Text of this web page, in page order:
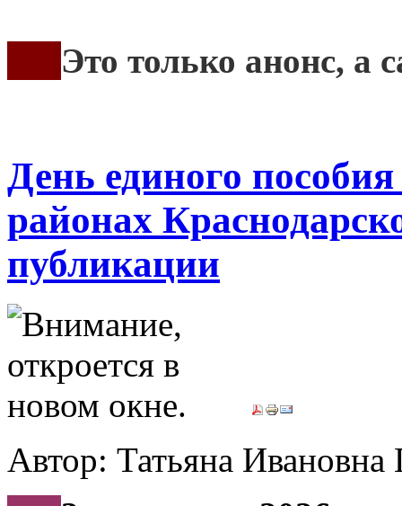
Это только анонс, а
День единого
районах
публикации
Автор: Татьяна